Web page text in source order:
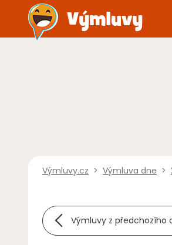
Výmluvy.cz > Výmluva dne >
Výmluvy z předchozího